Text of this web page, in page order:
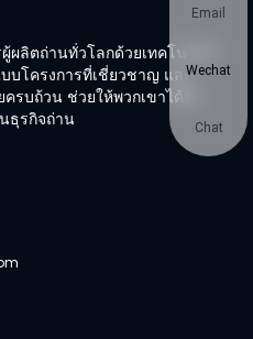
ลิตถ่านทั่วโลกด้วยเทคโนโลยี
บโครงการที่เชี่ยวชาญ และ
รบถ้วน ช่วยให้พวกเขาได้รับ
ธุรกิจถ่าน
Email
Wechat
Chat